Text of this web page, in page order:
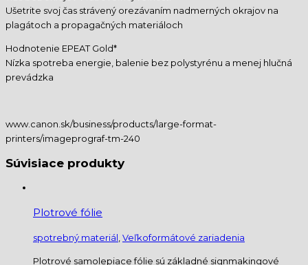
Ušetrite svoj čas strávený orezávaním nadmerných okrajov na
plagátoch a propagačných materiáloch
Hodnotenie EPEAT Gold*
Nízka spotreba energie, balenie bez polystyrénu a menej hlučná
prevádzka
www.canon.sk/business/products/large-format-
printers/imageprograf-tm-240
Súvisiace produkty
Plotrové fólie
spotrebný materiál,Veľkoformátové zariadenia
Plotrové samolepiace fólie sú základné signmakingové